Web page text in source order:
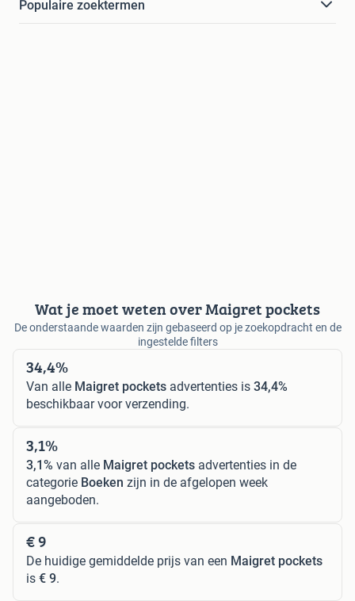
Populaire zoektermen
Wat je moet weten over Maigret pockets
De onderstaande waarden zijn gebaseerd op je zoekopdracht en de
ingestelde filters
34,4%
Van alle Maigret pockets advertenties is 34,4%
beschikbaar voor verzending.
3,1%
3,1% van alle Maigret pockets advertenties in de
categorie Boeken zijn in de afgelopen week
aangeboden.
€ 9
De huidige gemiddelde prijs van een Maigret pockets
is € 9.